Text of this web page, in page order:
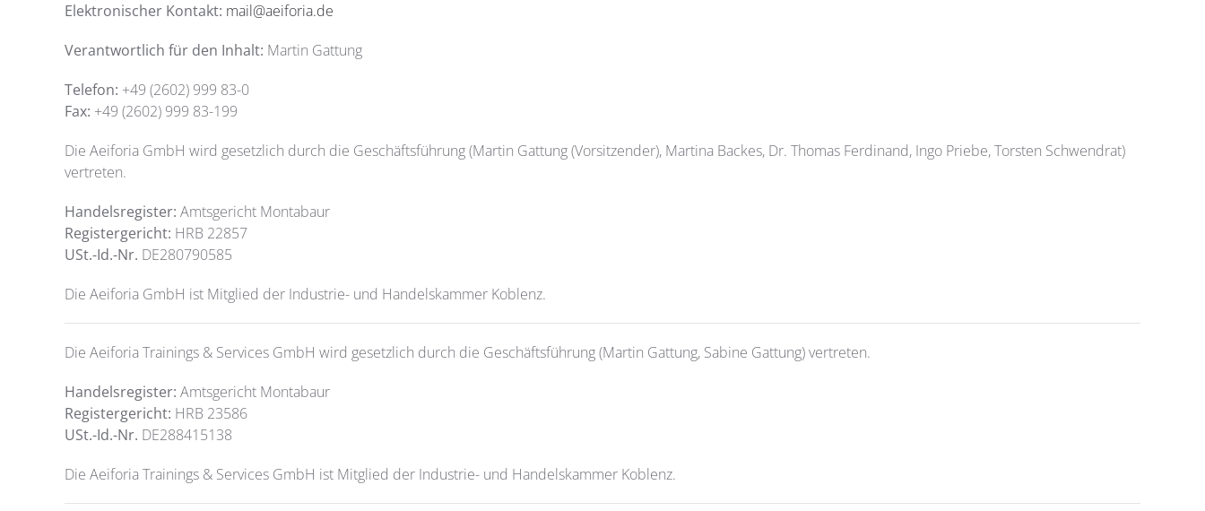
Elektronischer Kontakt: mail@aeiforia.de
Verantwortlich für den Inhalt: Martin Gattung
Telefon: +49 (2602) 999 83-0
Fax: +49 (2602) 999 83-199
Die Aeiforia GmbH wird gesetzlich durch die Geschäftsführung (Martin Gattung (Vorsitzender), Martina Backes, Dr. Thomas Ferdinand, Ingo Priebe, Torsten Schwendrat)
vertreten.
Handelsregister: Amtsgericht Montabaur
Registergericht: HRB 22857
USt.-Id.-Nr. DE280790585
Die Aeiforia GmbH ist Mitglied der Industrie- und Handelskammer Koblenz.
Die Aeiforia Trainings & Services GmbH wird gesetzlich durch die Geschäftsführung (Martin Gattung, Sabine Gattung) vertreten.
Handelsregister: Amtsgericht Montabaur
Registergericht: HRB 23586
USt.-Id.-Nr. DE288415138
Die Aeiforia Trainings & Services GmbH ist Mitglied der Industrie- und Handelskammer Koblenz.